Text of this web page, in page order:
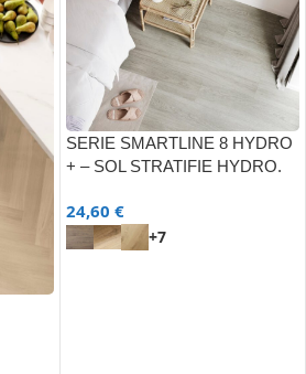
SERIE SMARTLINE 8 HYDRO
+ – SOL STRATIFIE HYDRO.
24,60 €
+7